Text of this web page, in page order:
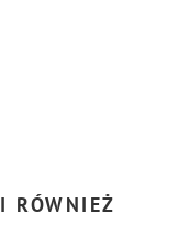
RÓWNIEŻ